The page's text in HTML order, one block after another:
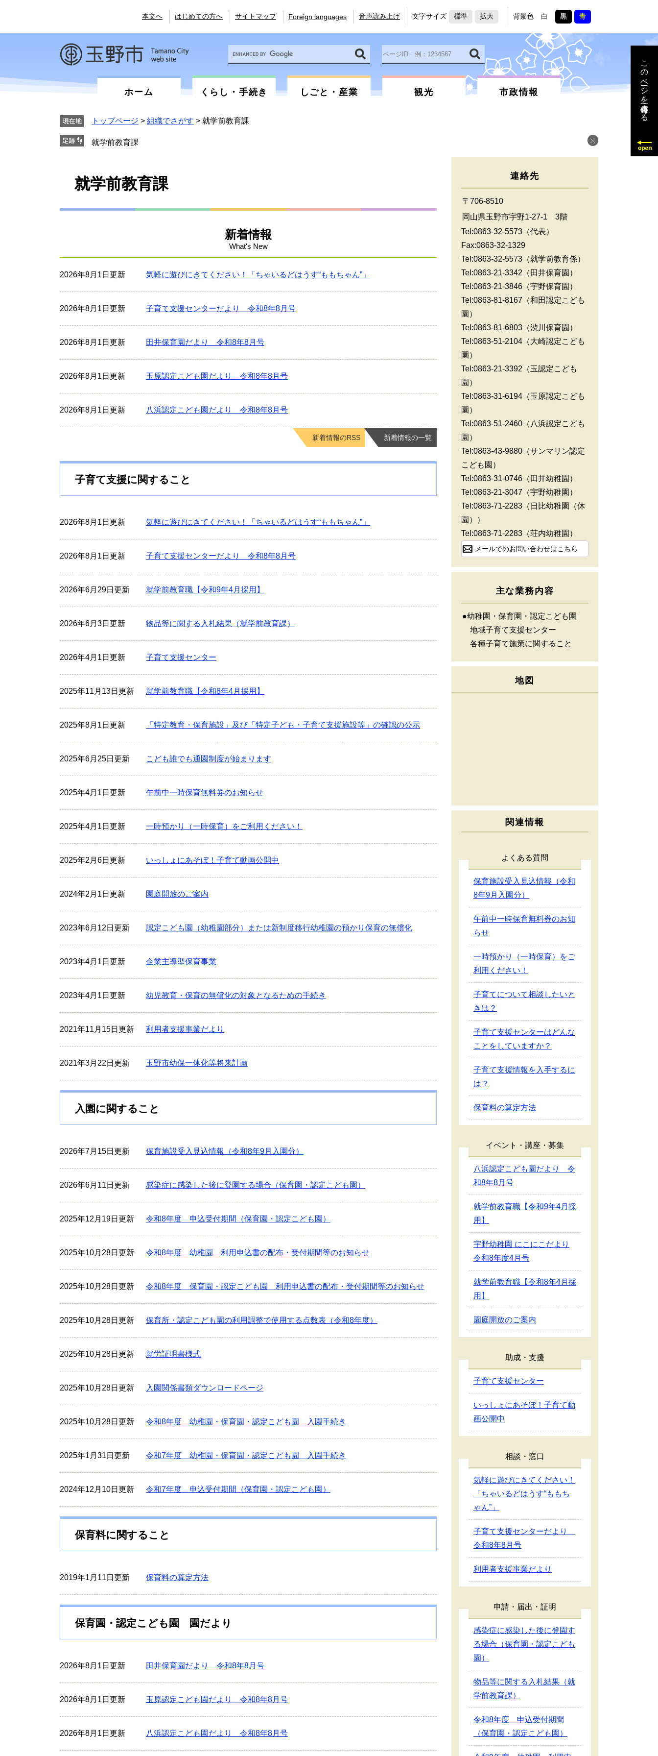
の
す。
ー
し
本文へ はじめての方へ サイトマップ Foreign languages 音声読み上げ 文字サイズ 標準 拡大 背景色 白 黒 青
カ
タ
ム
ID
を
ホーム くらし・手続き しごと・産業 観光 市政情報 このページを一時保存する
トップページ > 組織でさがす > 就学前教育課
就学前教育課
就学前教育課
新着情報
What's New
2026年8月1日更新 気軽に遊びにきてください！「ちゃいるどはうす“ももちゃん”」
2026年8月1日更新 子育て支援センターだより 令和8年8月号
2026年8月1日更新 田井保育園だより 令和8年8月号
2026年8月1日更新 玉原認定こども園だより 令和8年8月号
2026年8月1日更新 八浜認定こども園だより 令和8年8月号
新着情報のRSS 新着情報の一覧
子育て支援に関すること
2026年8月1日更新 気軽に遊びにきてください！「ちゃいるどはうす“ももちゃん”」
2026年8月1日更新 子育て支援センターだより 令和8年8月号
2026年6月29日更新 就学前教育職【令和9年4月採用】
2026年6月3日更新 物品等に関する入札結果（就学前教育課）
2026年4月1日更新 子育て支援センター
2025年11月13日更新 就学前教育職【令和8年4月採用】
2025年8月1日更新 「特定教育・保育施設」及び「特定子ども・子育て支援施設等」の確認の公示
2025年6月25日更新 こども誰でも通園制度が始まります
2025年4月1日更新 午前中一時保育無料券のお知らせ
2025年4月1日更新 一時預かり（一時保育）をご利用ください！
2025年2月6日更新 いっしょにあそぼ！子育て動画公開中
2024年2月1日更新 園庭開放のご案内
2023年6月12日更新 認定こども園（幼稚園部分）または新制度移行幼稚園の預かり保育の無償化
2023年4月1日更新 企業主導型保育事業
2023年4月1日更新 幼児教育・保育の無償化の対象となるための手続き
2021年11月15日更新 利用者支援事業だより
2021年3月22日更新 玉野市幼保一体化等将来計画
入園に関すること
2026年7月15日更新 保育施設受入見込情報（令和8年9月入園分）
2026年6月11日更新 感染症に感染した後に登園する場合（保育園・認定こども園）
2025年12月19日更新 令和8年度 申込受付期間（保育園・認定こども園）
2025年10月28日更新 令和8年度 幼稚園 利用申込書の配布・受付期間等のお知らせ
2025年10月28日更新 令和8年度 保育園・認定こども園 利用申込書の配布・受付期間等のお知らせ
2025年10月28日更新 保育所・認定こども園の利用調整で使用する点数表（令和8年度）
2025年10月28日更新 就労証明書様式
2025年10月28日更新 入園関係書類ダウンロードページ
2025年10月28日更新 令和8年度 幼稚園・保育園・認定こども園 入園手続き
2025年1月31日更新 令和7年度 幼稚園・保育園・認定こども園 入園手続き
2024年12月10日更新 令和7年度 申込受付期間（保育園・認定こども園）
保育料に関すること
2019年1月11日更新 保育料の算定方法
保育園・認定こども園 園だより
2026年8月1日更新 田井保育園だより 令和8年8月号
2026年8月1日更新 玉原認定こども園だより 令和8年8月号
2026年8月1日更新 八浜認定こども園だより 令和8年8月号
連絡先
〒706-8510
岡山県玉野市宇野1-27-1 3階
Tel:0863-32-5573（代表）
Fax:0863-32-1329
Tel:0863-32-5573 （就学前教育係）
Tel:0863-21-3342 （田井保育園）
Tel:0863-21-3846 （宇野保育園）
Tel:0863-81-8167 （和田認定こども
園）
Tel:0863-81-6803 （渋川保育園）
Tel:0863-51-2104 （大崎認定こども
園）
Tel:0863-21-3392 （玉認定こども
園）
Tel:0863-31-6194 （玉原認定こども
園）
Tel:0863-51-2460 （八浜認定こども
園）
Tel:0863-43-9880 （サンマリン認定
こども園）
Tel:0863-31-0746 （田井幼稚園）
Tel:0863-21-3047 （宇野幼稚園）
Tel:0863-71-2283 （日比幼稚園（休
園））
Tel:0863-71-2283 （荘内幼稚園）
メールでのお問い合わせはこちら
主な業務内容
●幼稚園・保育園・認定こども園
地域子育て支援センター
各種子育て施策に関すること
地図
関連情報
よくある質問
保育施設受入見込情報（令和
8年9月入園分）
午前中一時保育無料券のお知
らせ
一時預かり（一時保育）をご
利用ください！
子育てについて相談したいと
きは？
子育て支援センターはどんな
ことをしていますか？
子育て支援情報を入手するに
は？
保育料の算定方法
イベント・講座・募集
八浜認定こども園だより 令
和8年8月号
就学前教育職【令和9年4月採
用】
宇野幼稚園 にこにこだより
令和8年度4月号
就学前教育職【令和8年4月採
用】
園庭開放のご案内
助成・支援
子育て支援センター
いっしょにあそぼ！子育て動
画公開中
相談・窓口
気軽に遊びにきてください！
「ちゃいるどはうす“ももち
ゃん”」
子育て支援センターだより
令和8年8月号
利用者支援事業だより
申請・届出・証明
感染症に感染した後に登園す
る場合（保育園・認定こども
園）
物品等に関する入札結果（就
学前教育課）
令和8年度 申込受付期間
（保育園・認定こども園）